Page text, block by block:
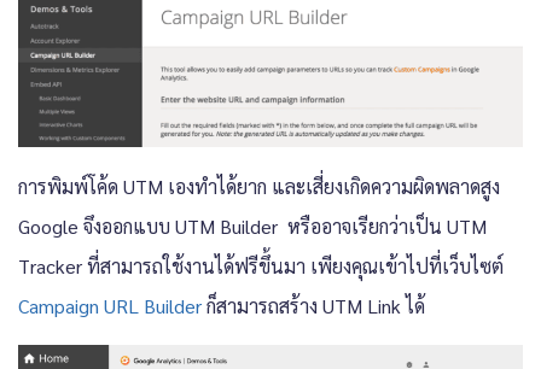
การพิมพ์โค้ด UTM เองทำได้ยาก และเสี่ยงเกิดความผิดพลาดสูง
Google จึงออกแบบ UTM Builder หรืออาจเรียกว่าเป็น UTM
Tracker ที่สามารถใช้งานได้ฟรีขึ้นมา เพียงคุณเข้าไปที่เว็บไซต​์
Campaign URL Builderก็สามารถสร้าง UTM Link ได้